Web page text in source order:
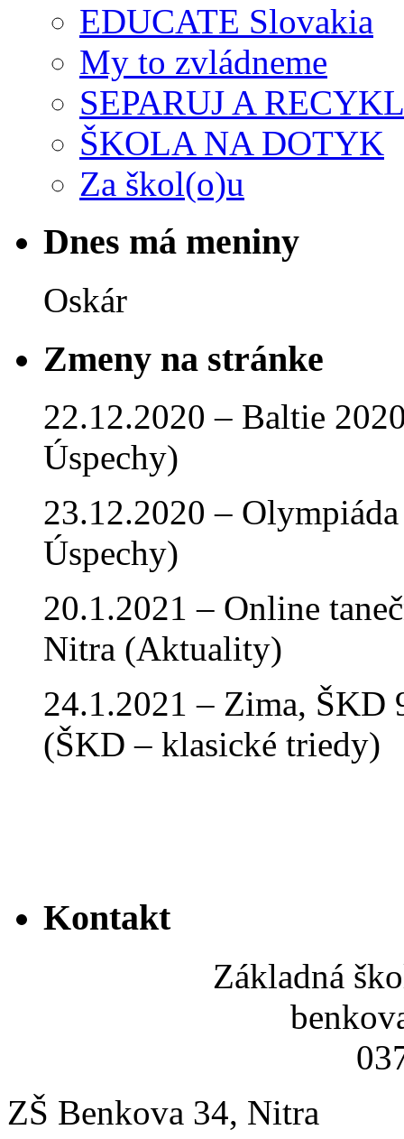
EDUCATE Slovakia
My to zvládneme
SEPARUJ A
ŠKOLA NA DOTYK
Za škol(o)u
Dnes má meniny
Oskár
Zmeny na stránke
22.12.2020 – Baltie
Úspechy)
23.12.2020 –
Úspechy)
20.1.2021 – Online
Nitra (Aktuality)
24.1.2021 – Zima, ŠKD
(ŠKD – klasické triedy)
Kontakt
Základná
ZŠ Benkova 34, Nitra